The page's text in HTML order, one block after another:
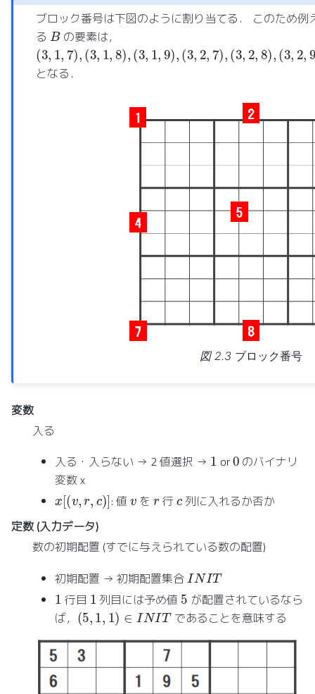
ブロック番号は下図のように割り当てる． このため
るBの要素は，
(3, 1, 7),( 3,1 8) (3, 1,9 ,( ,2, 7),( 3,2 ,8 (3, 2,9),( 3,3, 7) (
となる．
図 2.3 ブロック番号
変数
入る
入る・入らない → 2 値選択 → 1 or0 のバイナリ
変数 x
x[(v,r ,c ] : 値 vを r行 c列に入れるか否か
定数 (入力データ)
数の初期配置 (すでに与えられている数の配置)
初期配置 → 初期配置集合 INIT
1 行目 1 列目には予め値 5 が配置されているなら
ば， (5 1, 1)∈INIT であることを意味する